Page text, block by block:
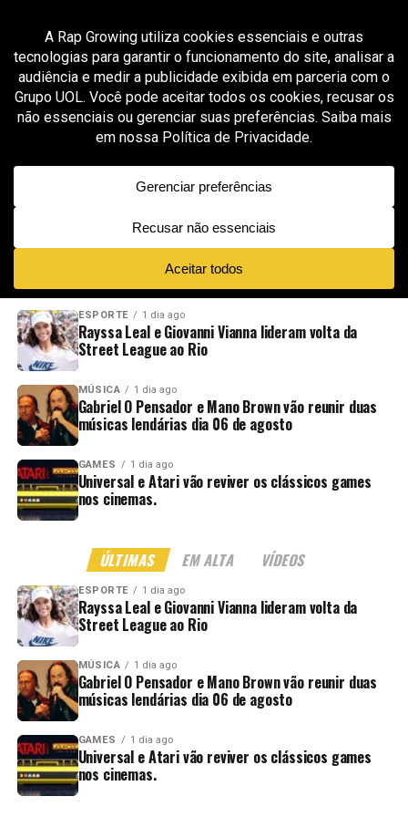
All posts tagged "KXNG Crooked"
GROOVER X RAP GROWING 1 mês ago
HZPROD transforma hip-hop cinematográfico
em campanha humanitária no projeto “War
Torn”
NOVIDADES EM ALTA VÍDEOS
ESPORTE 1 dia ago
Rayssa Leal e Giovanni Vianna lideram volta da
Street League ao Rio
MÚSICA 1 dia ago
Gabriel O Pensador e Mano Brown vão reunir duas
músicas lendárias dia 06 de agosto
GAMES 1 dia ago
Universal e Atari vão reviver os clássicos games
nos cinemas.
ÚLTIMAS EM ALTA VÍDEOS
ESPORTE 1 dia ago
Rayssa Leal e Giovanni Vianna lideram volta da
Street League ao Rio
MÚSICA 1 dia ago
Gabriel O Pensador e Mano Brown vão reunir duas
músicas lendárias dia 06 de agosto
GAMES 1 dia ago
Universal e Atari vão reviver os clássicos games
nos cinemas.